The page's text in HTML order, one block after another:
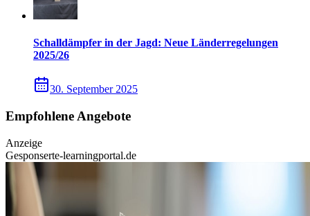
Schalldämpfer in der Jagd: Neue Länderregelungen
2025/26
30. September 2025
Empfohlene Angebote
Anzeige
Gesponserte-learningportal.de